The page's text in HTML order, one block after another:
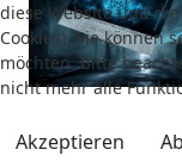
diese Website und
Cookies). Sie können
möchten. Bitte
nicht mehr alle
Akzeptieren